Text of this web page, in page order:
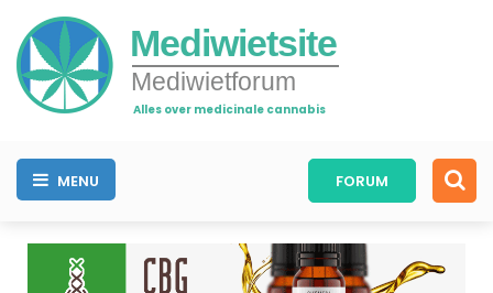
Mediwietsite
Mediwietforum
Alles over medicinale cannabis
MENU FORUM